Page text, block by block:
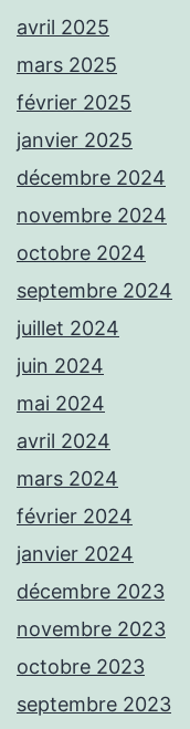
avril 2025
mars 2025
février 2025
janvier 2025
décembre 2024
novembre 2024
octobre 2024
septembre 2024
juillet 2024
juin 2024
mai 2024
avril 2024
mars 2024
février 2024
janvier 2024
décembre 2023
novembre 2023
octobre 2023
septembre 2023